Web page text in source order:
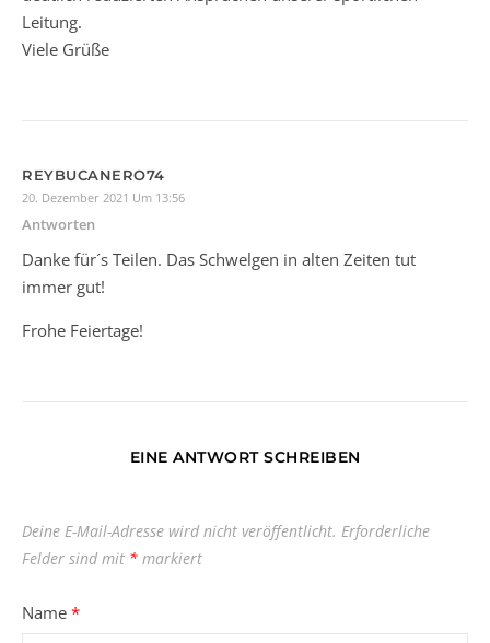
Leitung.
Viele Grüße
REYBUCANERO74
20. Dezember 2021 Um 13:56
Antworten
Danke für´s Teilen. Das Schwelgen in alten Zeiten tut
immer gut!
Frohe Feiertage!
EINE ANTWORT SCHREIBEN
Deine E-Mail-Adresse wird nicht veröffentlicht. Erforderliche
Felder sind mit * markiert
Name *